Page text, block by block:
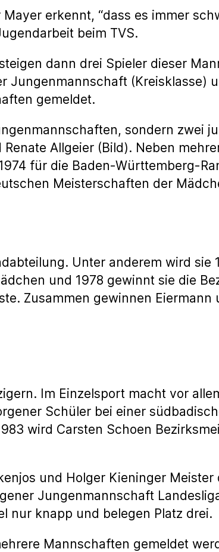
erkennt, “dass es immer
beim TVS.
dann drei Spieler dieser
Jungenmannschaft (Kreisklasse)
gemeldet.
sondern zwei
Allgeier (Bild). Neben
für die Baden-Württemberg-
Meisterschaften der
Unter anderem wird sie
und 1978 gewinnt sie die
Zusammen gewinnen Eiermann
Im Einzelsport macht vor
Schüler bei einer
wird Carsten Schoen
und Holger Kieninger Meister
Jungenmannschaft
nur knapp und belegen Platz drei.
Mannschaften gemeldet